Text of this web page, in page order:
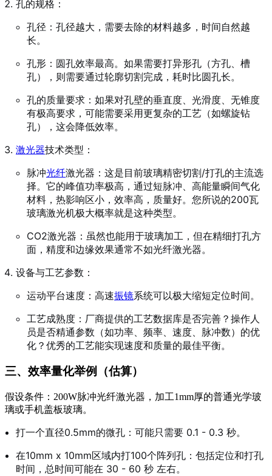
孔的规格：
孔径：孔径越大，需要去除的材料越多，时间自然越
长。
孔形：圆孔效率最高。如果需要打异形孔（方孔、槽
孔），则需要通过轮廓切割完成，耗时比圆孔长。
孔的质量要求：如果对孔壁的垂直度、光滑度、无锥度
有极高要求，可能需要采用更复杂的工艺（如螺旋钻
孔），这会降低效率。
激光器技术类型：
脉冲光纤激光器：这是目前玻璃精密切割/打孔的主流选
择。它的峰值功率极高，通过短脉冲、高能量瞬间气化
材料，热影响区小，效率高，质量好。您所说的200瓦
玻璃激光机极大概率就是这种类型。
CO2激光器：虽然也能用于玻璃加工，但在精细打孔方
面，精度和边缘效果通常不如光纤激光器。
设备与工艺参数：
运动平台速度：高速振镜系统可以极大缩短定位时间。
工艺成熟度：厂商提供的工艺数据库是否完善？操作人
员是否精通参数（如功率、频率、速度、脉冲数）的优
化？优秀的工艺能实现速度和质量的最佳平衡。
三、效率量化举例（估算）
假设条件：200W脉冲光纤激光器，加工1mm厚的普通光学玻
璃或手机盖板玻璃。
打一个直径0.5mm的微孔：可能只需要 0.1 - 0.3 秒。
在10mm x 10mm区域内打100个阵列孔：包括定位和打孔
时间，总时间可能在 30 - 60 秒 左右。